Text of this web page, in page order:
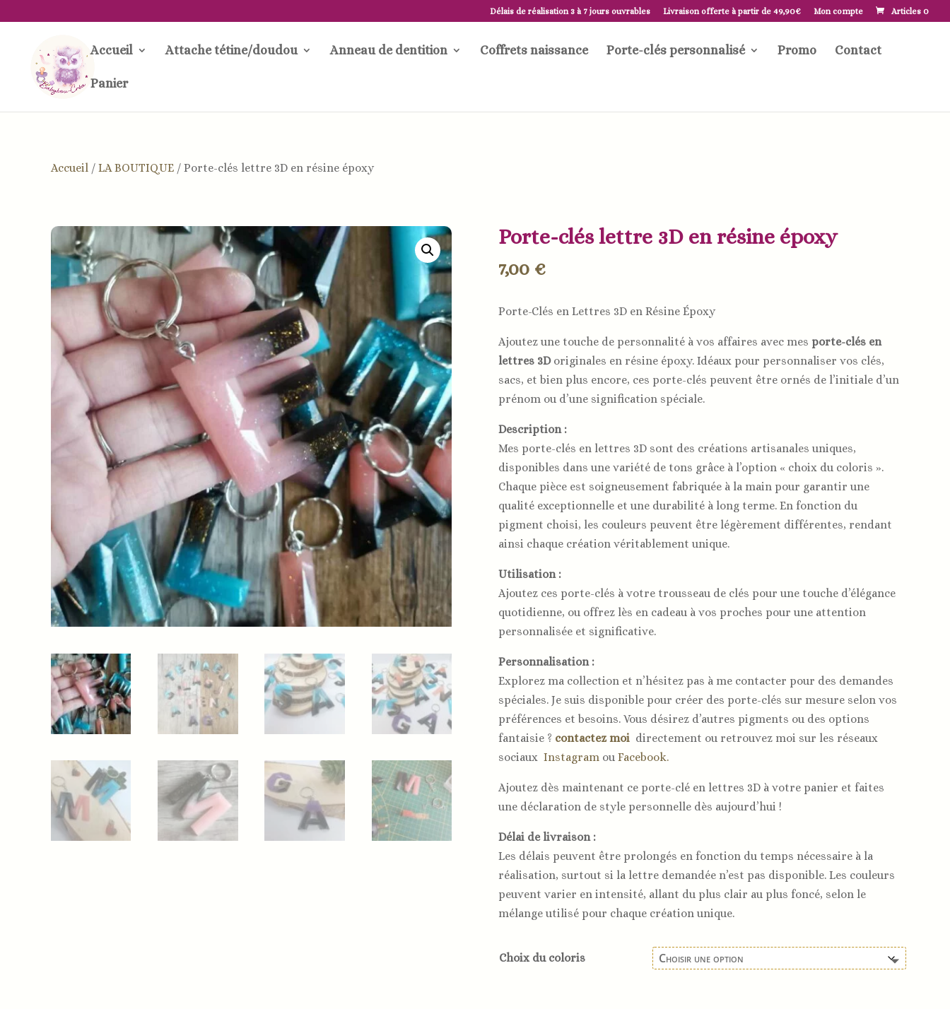
Délais de réalisation 3 à 7 jours ouvrables Livraison offerte à partir de 49,90€ Mon compte Articles 0
Accueil Attache tétine/doudou Anneau de dentition Coffrets naissance Porte-clés personnalisé Promo Contact
Panier
Accueil / LA BOUTIQUE / Porte-clés lettre 3D en résine époxy
Porte-clés lettre 3D en résine époxy
7,00 €
Porte-Clés en Lettres 3D en Résine Époxy
Ajoutez une touche de personnalité à vos affaires avec mes porte-clés en
lettres 3Doriginales en résine époxy. Idéaux pour personnaliser vos clés,
sacs, et bien plus encore, ces porte-clés peuvent être ornés de l’initiale d’un
prénom ou d’une signification spéciale.
Description :
Mes porte-clés en lettres 3D sont des créations artisanales uniques,
disponibles dans une variété de tons grâce à l’option « choix du coloris ».
Chaque pièce est soigneusement fabriquée à la main pour garantir une
qualité exceptionnelle et une durabilité à long terme. En fonction du
pigment choisi, les couleurs peuvent être légèrement différentes, rendant
ainsi chaque création véritablement unique.
Utilisation :
Ajoutez ces porte-clés à votre trousseau de clés pour une touche d’élégance
quotidienne, ou offrez lès en cadeau à vos proches pour une attention
personnalisée et significative.
Personnalisation :
Explorez ma collection et n’hésitez pas à me contacter pour des demandes
spéciales. Je suis disponible pour créer des porte-clés sur mesure selon vos
préférences et besoins. Vous désirez d’autres pigments ou des options
fantaisie ? contactez moi directement ou retrouvez moi sur les réseaux
sociaux Instagram ou Facebook.
Ajoutez dès maintenant ce porte-clé en lettres 3D à votre panier et faites
une déclaration de style personnelle dès aujourd’hui !
Délai de livraison :
Les délais peuvent être prolongés en fonction du temps nécessaire à la
réalisation, surtout si la lettre demandée n’est pas disponible. Les couleurs
peuvent varier en intensité, allant du plus clair au plus foncé, selon le
mélange utilisé pour chaque création unique.
Choix du coloris